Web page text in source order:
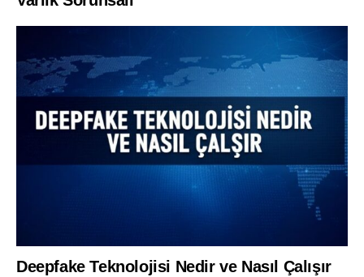
Deepfake Teknolojisi Nedir ve Nasıl Çalışır